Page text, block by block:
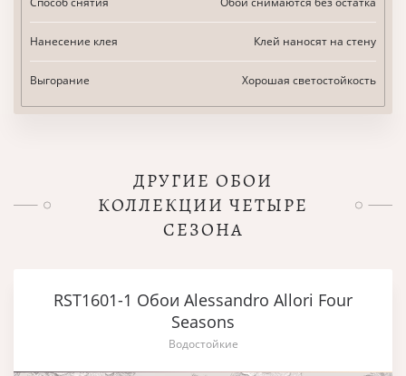
Нанесение клея Клей наносят на стену
Выгорание Хорошая светостойкость
ДРУГИЕ ОБОИ
КОЛЛЕКЦИИ ЧЕТЫРЕ
СЕЗОНА
RST1601-1 Обои Alessandro Allori Four
Seasons
Водостойкие